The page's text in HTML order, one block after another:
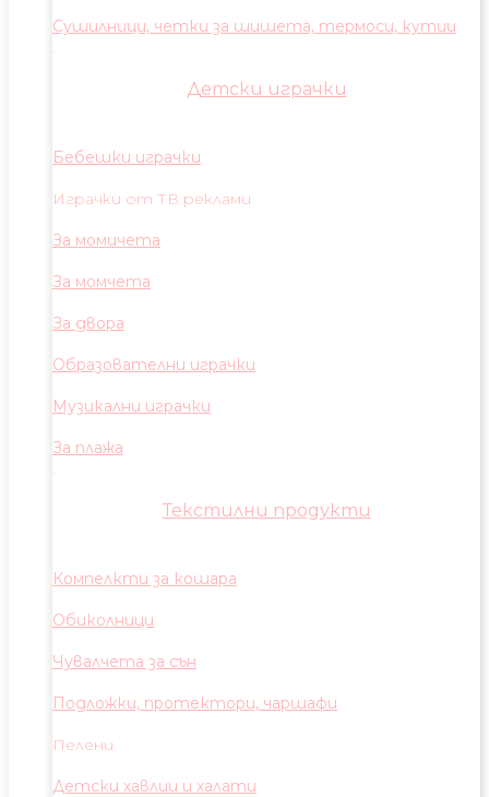
Сушилници, четки за шишета, термоси, кутии
Детски играчки
Бебешки играчки
Играчки от ТВ реклами
За момичета
За момчета
За двора
Образователни играчки
Музикални играчки
За плажа
Текстилни продукти
Компелкти за кошара
Обиколници
Чувалчета за сън
Подложки, протектори, чаршафи
Пелени
Детски хавлии и халати